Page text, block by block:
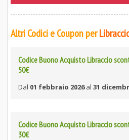
Altri Codici e Coupon per
Codice Buono Acquisto Libraccio
50€
Dal 01 febbraio 2026al 31
Codice Buono Acquisto Libraccio
30€